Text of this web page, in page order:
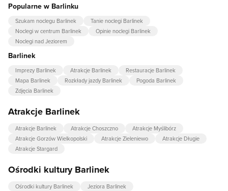
Popularne w Barlinku
Szukam noclegu Barlinek
Tanie noclegi Barlinek
Noclegi w centrum Barlinek
Opinie noclegi Barlinek
Noclegi nad Jeziorem
Barlinek
Imprezy Barlinek Atrakcje Barlinek
Restauracje Barlinek
Mapa Barlinek
Rozkłady jazdy Barlinek
Pogoda Barlinek
Zdjęcia Barlinek
Atrakcje Barlinek
Atrakcje Barlinek Atrakcje Choszczno
Atrakcje Myślibórz
Atrakcje Gorzów Wielkopolski
Atrakcje Zieleniewo
Atrakcje Długie
Atrakcje Stargard
Ośrodki kultury Barlinek
Ośrodki kultury Barlinek Jeziora Barlinek